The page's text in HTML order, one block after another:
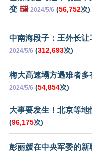
变 🖼️ 2024/5/6 (56,752次)
中南海段子：王外长让
2024/5/6 (312,693次)
梅大高速塌方遇难者多
2024/5/6 (54,854次)
大事要发生！北京等地
(96,175次)
彭丽媛在中央军委的新